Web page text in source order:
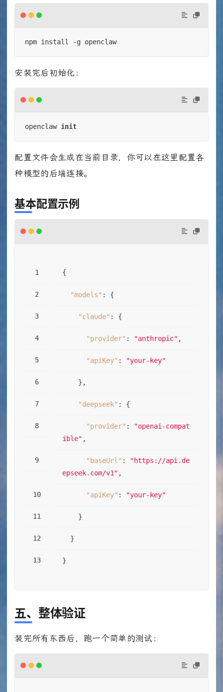
npm install -g openclaw
安装完后初始化：
openclaw init
配置文件会生成在当前目录，你可以在这里配置各
种模型的后端连接。
基本配置示例
{
"models" : {
"claude" : {
"provider" : "anthropic" ,
"apiKey" : "your-key"
} ,
"deepseek" : {
"provider" :
"openai-compat
ible" ,
"baseUrl" :
"https://api.de
epseek.com/v1" ,
"apiKey" : "your-key"
}
}
}
五、整体验证
装完所有东西后，跑一个简单的测试：